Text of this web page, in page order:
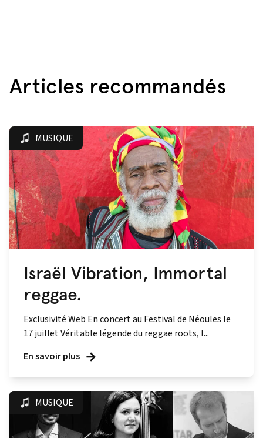
Articles recommandés
MUSIQUE
Israël Vibration, Immortal
reggae.
Exclusivité Web En concert au Festival de Néoules le
17 juillet Véritable légende du reggae roots, I...
En savoir plus
MUSIQUE